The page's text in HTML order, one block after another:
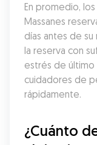
En promedio,
Massanes
días antes de
la reserva con
estrés de último
cuidadores de
rápidamente.
¿Cuánto